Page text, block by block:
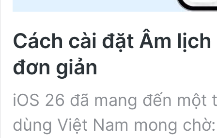
Cách cài đặt Âm
đơn giản
iOS 26 đã mang đến
dùng Việt Nam mong